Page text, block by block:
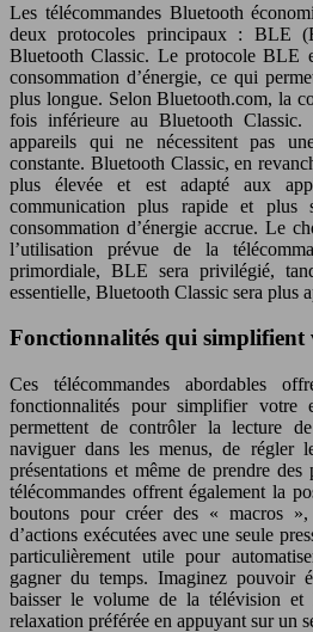
Les télécommandes Bluetooth
deux protocoles principaux : BLE
Bluetooth Classic. Le protocole BLE
consommation d’énergie, ce qui
plus longue. Selon Bluetooth.com, la
fois inférieure au Bluetooth
appareils qui ne nécessitent pas
constante. Bluetooth Classic, en
plus élevée et est adapté aux
communication plus rapide et plus
consommation d’énergie accrue. Le
l’utilisation prévue de la
primordiale, BLE sera privilégié,
essentielle, Bluetooth Classic sera plus
Fonctionnalités qui simplifient
Ces télécommandes abordables
fonctionnalités pour simplifier votre
permettent de contrôler la lecture
naviguer dans les menus, de régler
présentations et même de prendre des
télécommandes offrent également la
boutons pour créer des « macros »,
d’actions exécutées avec une seule
particulièrement utile pour
gagner du temps. Imaginez pouvoir
baisser le volume de la télévision et
relaxation préférée en appuyant sur un